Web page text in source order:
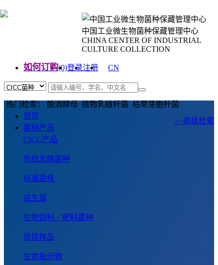
中国工业微生物菌种保藏管理中心
CHINA CENTER OF INDUSTRIAL
CULTURE COLLECTION
如何订购(0)登录注册
CN
热门检索： 酿酒酵母 植物乳植杆菌 枯草芽胞杆菌
>>高级检索
首页
菌种产品
CICC产品
传统发酵菌种
标准菌株
益生菌
生物饲料／肥料菌种
质控样品
生物指示物